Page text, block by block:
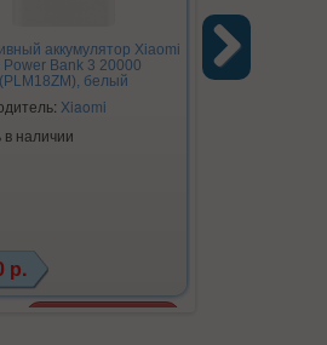
аккумулятор Xiaomi
Power Bank 3 20000
(PLM18ZM), белый
Xiaomi
в наличии
р.